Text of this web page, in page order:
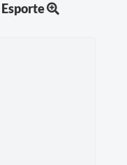
Esporte